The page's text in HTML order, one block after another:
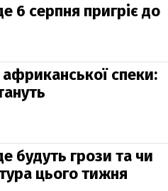
6 серпня пригріє до
африканської спеки:
будуть грози та чи
цього тижня